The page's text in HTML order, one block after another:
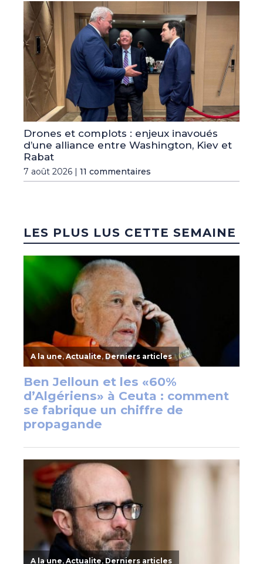
Drones et complots : enjeux inavoués
d’une alliance entre Washington, Kiev et
Rabat
7 août 2026 | 11 commentaires
LES PLUS LUS CETTE SEMAINE